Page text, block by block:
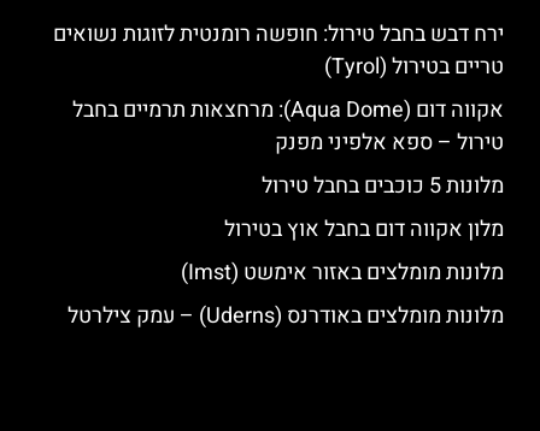
ירח דבש בחבל טירול: חופשה רומנטית לזוגות נשואים
טריים בטירול (Tyrol)
אקווה דום (Aqua Dome): מרחצאות תרמיים בחבל
טירול – ספא אלפיני מפנק
מלונות 5 כוכבים בחבל טירול
מלון אקווה דום בחבל אוץ בטירול
מלונות מומלצים באזור אימשט (Imst)
מלונות מומלצים באודרנס (Uderns) – עמק צילרטל